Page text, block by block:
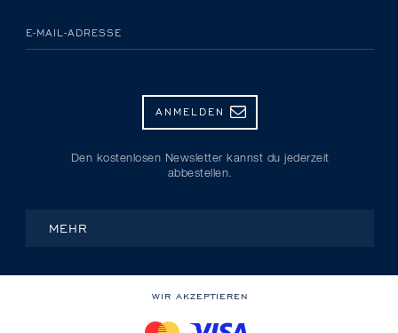
E-MAIL-ADRESSE
ANMELDEN
Den kostenlosen Newsletter kannst du jederzeit
abbestellen.
MEHR
WIR AKZEPTIEREN